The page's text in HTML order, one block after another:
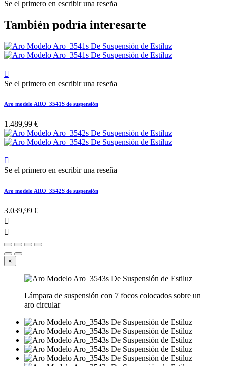
Se el primero en escribir una reseña
También podría interesarte

Se el primero en escribir una reseña
Aro modelo ARO_3541S de suspensión
1.489,99 €

Se el primero en escribir una reseña
Aro modelo ARO_3542S de suspensión
3.039,99 €


×
Lámpara de suspensión con 7 focos colocados sobre un
aro circular